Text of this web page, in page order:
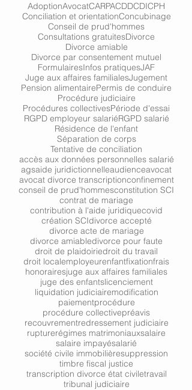
AdoptionAvocatCARPACDDCDICPH
Conciliation et orientationConcubinage
Conseil de prud'hommes
Consultations gratuitesDivorce
Divorce amiable
Divorce par consentement mutuel
FormulairesInfos pratiquesJAF
Juge aux affaires familialesJugement
Pension alimentairePermis de conduire
Procédure judiciaire
Procédures collectivesPériode d'essai
RGPD employeur salariéRGPD salarié
Résidence de l'enfant
Séparation de corps
Tentative de conciliation
accès aux données personnelles salarié
agsaide juridictionnelleaudienceavocat
avocat divorce transcriptionconfinement
conseil de prud'hommesconstitution SCI
contrat de mariage
contribution à l'aide juridiquecovid
création SCIdivorce accepté
divorce acte de mariage
divorce amiabledivorce pour faute
droit de plaidoiriedroit du travail
droit localemployeurenfantfixationfrais
honorairesjuge aux affaires familiales
juge des enfantslicenciement
liquidation judiciairemodification
paiementprocédure
procédure collectivepréavis
recouvrementredressement judiciaire
rupturerégimes matrimoniauxsalaire
salaire impayésalarié
société civile immobilièresuppression
timbre fiscal justice
transcription divorce état civiletravail
tribunal judiciaire